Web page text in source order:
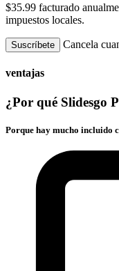
$35.99 facturado
impuestos locales.
Suscríbete Cancela
ventajas
¿Por qué Slidesgo
Porque hay mucho incluido